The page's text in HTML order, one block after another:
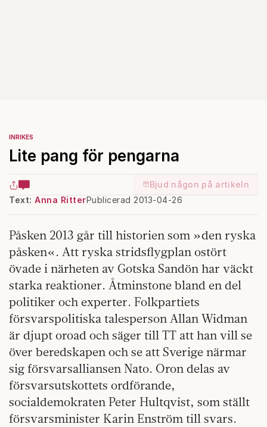
INRIKES
Lite pang för pengarna
Bjud någon på artikeln
Text: Anna RitterPublicerad 2013-04-26
Påsken 2013 går till historien som »den ryska
påsken«. Att ryska stridsflygplan ostört
övade i närheten av Gotska Sandön har väckt
starka reaktioner. Åtminstone bland en del
politiker och experter. Folkpartiets
försvarspolitiska talesperson Allan Widman
är djupt oroad och säger till TT att han vill se
över beredskapen och se att Sverige närmar
sig försvarsalliansen Nato. Oron delas av
försvarsutskottets ordförande,
socialdemokraten Peter Hultqvist, som ställt
försvarsminister Karin Enström till svars.